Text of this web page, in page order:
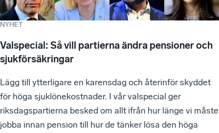
NYHET
Valspecial: Så vill partierna ändra pensioner och
sjukförsäkringar
Lägg till ytterligare en karensdag och återinför skyddet
för höga sjuklönekostnader. I vår valspecial ger
riksdagspartierna besked om allt ifrån hur länge vi måste
jobba innan pension till hur de tänker lösa den höga